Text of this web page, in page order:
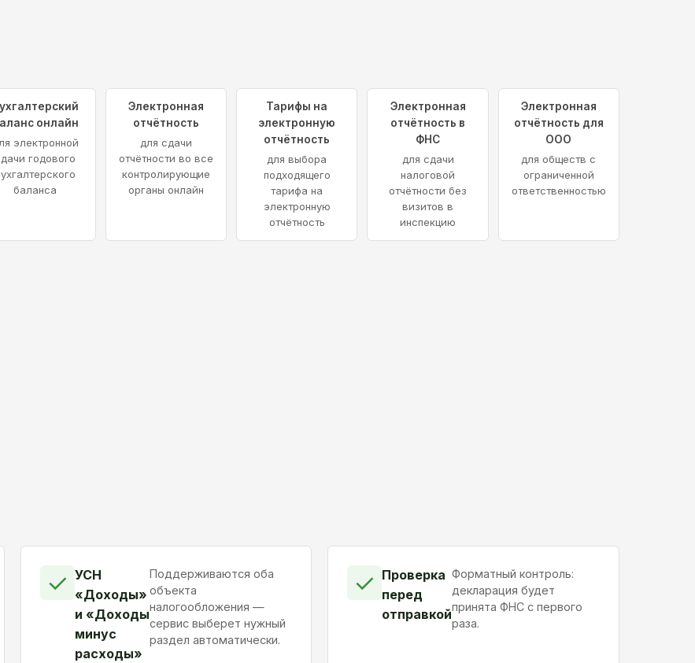
онлайн
электронной
годового
баланса
Электронная
отчётность
для сдачи
отчётности во все
контролирующие
органы онлайн
Тарифы на
электронную
отчётность
для выбора
подходящего
тарифа на
электронную
отчётность
Электронная
отчётность в
ФНС
для сдачи
налоговой
отчётности без
визитов в
инспекцию
Электронная
отчётность для
ООО
для обществ с
ограниченной
ответственностью
✓ УСН
«Доходы»
и «Доходы
минус
расходы»
Поддерживаются оба
объекта
налогообложения —
сервис выберет нужный
раздел автоматически.
✓ Проверка
перед
отправкой
Форматный контроль:
декларация будет
принята ФНС с первого
раза.